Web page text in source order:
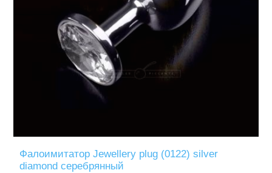
Фалоимитатор Jewellery plug (0122) silver
diamond серебрянный